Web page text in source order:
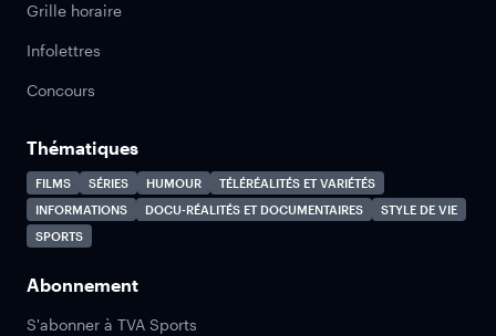
Grille horaire
Infolettres
Concours
Thématiques
FILMS SÉRIES HUMOUR
TÉLÉRÉALITÉS ET VARIÉTÉS
INFORMATIONS
DOCU-RÉALITÉS ET DOCUMENTAIRES
STYLE DE VIE
SPORTS
Abonnement
S'abonner à TVA Sports